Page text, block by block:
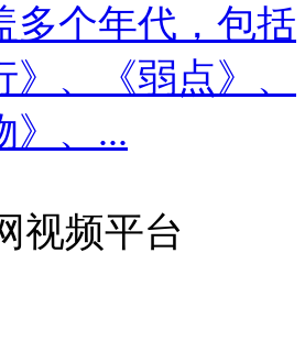
多个年代，包括
》、《弱点》、
》、...
视频平台